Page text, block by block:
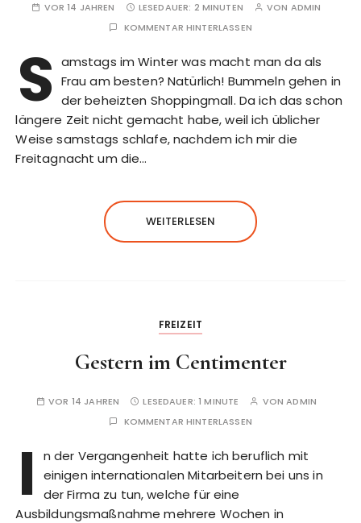
VOR 14 JAHREN LESEDAUER: 2 MINUTEN VON ADMIN
KOMMENTAR HINTERLASSEN
S amstags im Winter was macht man da als
Frau am besten? Natürlich! Bummeln gehen in
der beheizten Shoppingmall. Da ich das schon
längere Zeit nicht gemacht habe, weil ich üblicher
Weise samstags schlafe, nachdem ich mir die
Freitagnacht um die…
WEITERLESEN
FREIZEIT
Gestern im Centimenter
VOR 14 JAHREN LESEDAUER:1 MINUTE VONADMIN
KOMMENTAR HINTERLASSEN
I
n der Vergangenheit hatte ich beruflich mit
einigen internationalen Mitarbeitern bei uns in
der Firma zu tun, welche für eine
Ausbildungsmaßnahme mehrere Wochen in